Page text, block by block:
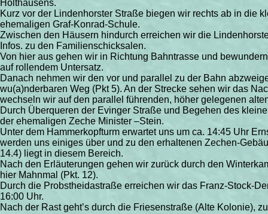
Holthausens.
Kurz vor der Lindenhorster Straße biegen wir rechts ab in die
ehemaligen Graf-Konrad-Schule.
Zwischen den Häusern hindurch erreichen wir die
Infos. zu den Familienschicksalen.
Von hier aus gehen wir in Richtung Bahntrasse und
auf rollendem Untersatz.
Danach nehmen wir den vor und parallel zu der Bahn
wu(a)nderbaren Weg (Pkt 5). An der Strecke sehen wir das
wechseln wir auf den parallel führenden, höher gelegenen
Durch Überqueren der Evinger Straße und Begehen des
der ehemaligen Zeche Minister –Stein.
Unter dem Hammerkopfturm erwartet uns um ca. 14:45 Uhr
werden uns einiges über und zu den erhaltenen Zechen-
14.4) liegt in diesem Bereich.
Nach den Erläuterungen gehen wir zurück durch den
hier Mahnmal (Pkt. 12).
Durch die Probstheidastraße erreichen wir das Franz-Stock-
16:00 Uhr.
Nach der Rast geht’s durch die Friesenstraße (Alte Kolonie),